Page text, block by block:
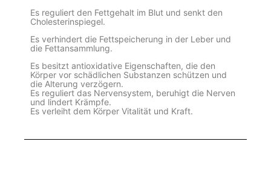
Es reguliert den Fettgehalt im Blut und senkt den
Cholesterinspiegel.
Es verhindert die Fettspeicherung in der Leber und
die Fettansammlung.
Es besitzt antioxidative Eigenschaften, die den
Körper vor schädlichen Substanzen schützen und
die Alterung verzögern.
Es reguliert das Nervensystem, beruhigt die Nerven
und lindert Krämpfe.
Es verleiht dem Körper Vitalität und Kraft.